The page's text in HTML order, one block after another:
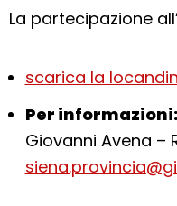
La partecipazione
scarica la
Per informazioni:
Giovanni Avena –